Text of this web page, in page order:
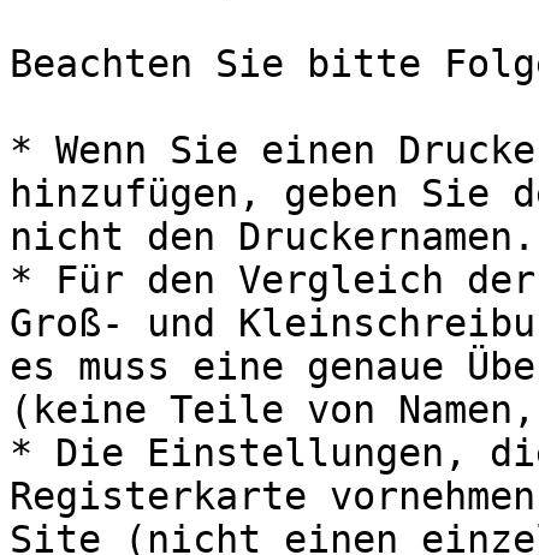
Beachten Sie bitte
* Wenn Sie einen
hinzufügen, geben Sie
nicht den Druckernamen.
* Für den Vergleich
Groß- und
es muss eine genaue
(keine Teile von
* Die Einstellungen,
Registerkarte
Site (nicht einen